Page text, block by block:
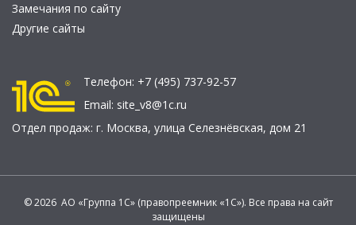
Замечания по сайту
Другие сайты
Телефон: +7 (495) 737-92-57
Email: site_v8@1c.ru
Отдел продаж: г. Москва, улица Селезнёвская, дом 21
© 2026 АО «Группа 1С» (правопреемник «1С»). Все права на сайт
защищены